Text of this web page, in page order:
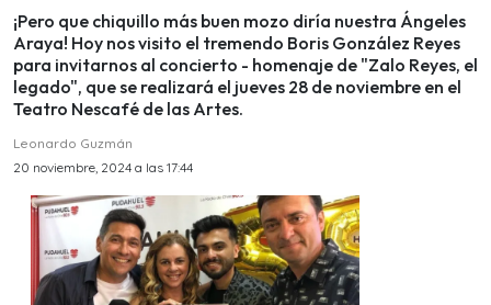
¡Pero que chiquillo más buen mozo diría nuestra Ángeles
Araya! Hoy nos visito el tremendo Boris González Reyes
para invitarnos al concierto - homenaje de "Zalo Reyes, el
legado", que se realizará el jueves 28 de noviembre en el
Teatro Nescafé de las Artes.
Leonardo Guzmán
20 noviembre, 2024 a las 17:44